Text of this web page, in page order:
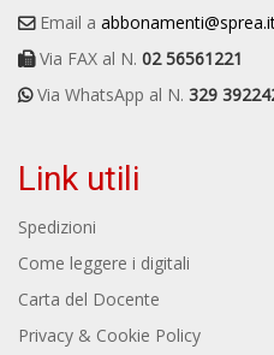
Email a
Via FAX al N. 02 56561221
Via WhatsApp al N. 329
Link utili
Spedizioni
Come leggere i digitali
Carta del Docente
Privacy & Cookie Policy